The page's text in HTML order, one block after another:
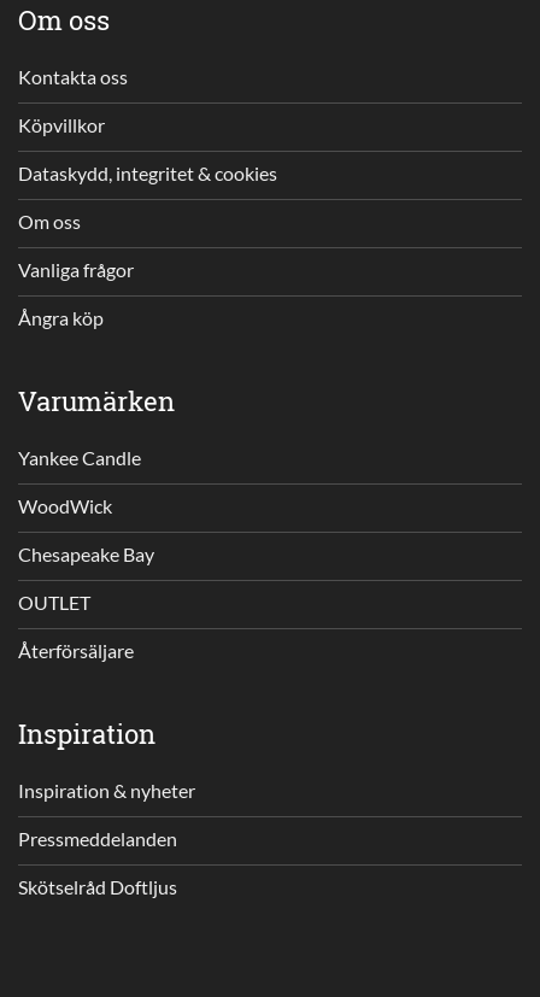
Om oss
Kontakta oss
Köpvillkor
Dataskydd, integritet & cookies
Om oss
Vanliga frågor
Ångra köp
Varumärken
Yankee Candle
WoodWick
Chesapeake Bay
OUTLET
Återförsäljare
Inspiration
Inspiration & nyheter
Pressmeddelanden
Skötselråd Doftljus